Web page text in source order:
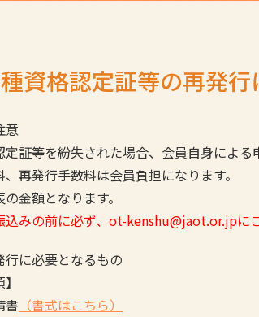
資格認定証等の再発行
意
定証等を紛失された場合、会員自身による
再発行手数料は会員負担になります。
金額となります。
みの前に必ず、ot-kenshu@jaot.or.jpに
に必要となるもの
書 （書式はこちら）